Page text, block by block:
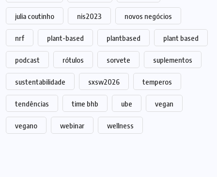
julia coutinho nis2023 novos negócios
nrf plant-based plantbased plant based
podcast rótulos sorvete suplementos
sustentabilidade sxsw2026 temperos
tendências time bhb ube vegan
vegano webinar wellness